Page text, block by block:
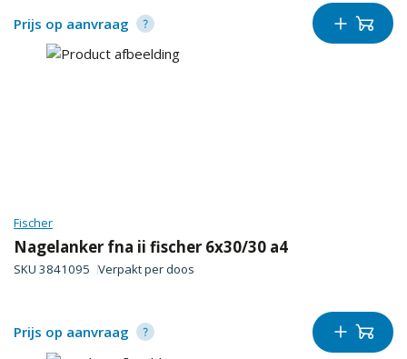
Prijs op aanvraag
Fischer
Nagelanker fna ii fischer 6x30/30 a4
SKU 3841095 Verpakt perdoos
Prijs op aanvraag